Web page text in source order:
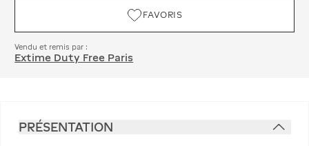
FAVORIS
Vendu et remis par :
Extime Duty Free Paris
PRÉSENTATION